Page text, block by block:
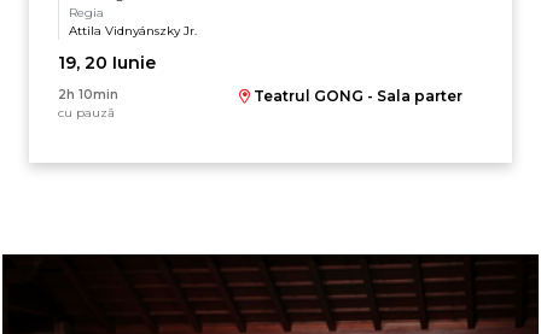
Regia
Attila Vidnyánszky Jr.
19, 20 Iunie
2h 10min
cu pauză
Teatrul GONG - Sala parter